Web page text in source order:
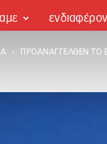
ΠΡΟΑΝΑΓΓΕΛΘΈΝ ΤΟ